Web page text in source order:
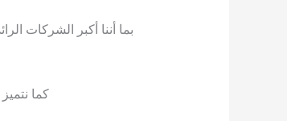
بما أننا أكبر الشركات
كما